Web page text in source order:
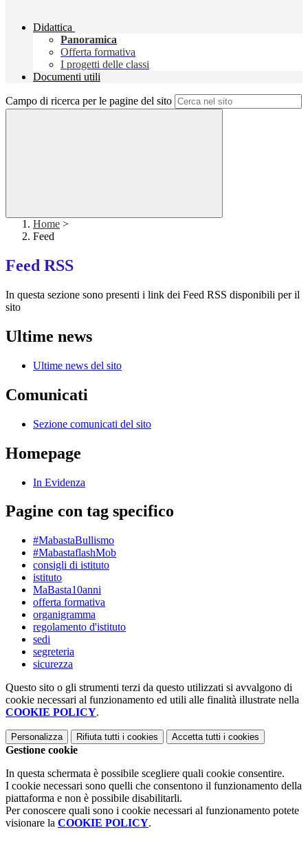
Didattica
Panoramica
Offerta formativa
I progetti delle classi
Documenti utili
Campo di ricerca per le pagine del sito
Home >
Feed
Feed RSS
In questa sezione sono presenti i link dei Feed RSS disponibili per il
sito
Ultime news
Ultime news del sito
Comunicati
Sezione comunicati del sito
Homepage
In Evidenza
Pagine con tag specifico
#MabastaBullismo
#MabastaflashMob
consigli di istituto
istituto
MaBasta10anni
offerta formativa
organigramma
regolamento d'istituto
sedi
segreteria
sicurezza
Questo sito o gli strumenti terzi da questo utilizzati si avvalgono di
cookie necessari al funzionamento ed utili alle finalità illustrate nella
COOKIE POLICY.
Personalizza Rifiuta tutti i cookies Accetta tutti i cookies
Gestione cookie
In questa schermata è possibile scegliere quali cookie consentire.
I cookie necessari sono quelli che consentono il funzionamento della
piattaforma e non è possibile disabilitarli.
Per conoscere quali sono i cookie necessari al funzionamento potete
visionare la COOKIE POLICY.